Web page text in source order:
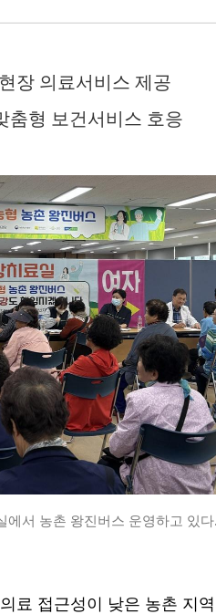
장 의료서비스 제공
춤형 보건서비스 호응
서 농촌 왕진버스 운영하고 있
료 접근성이 낮은 농촌 지